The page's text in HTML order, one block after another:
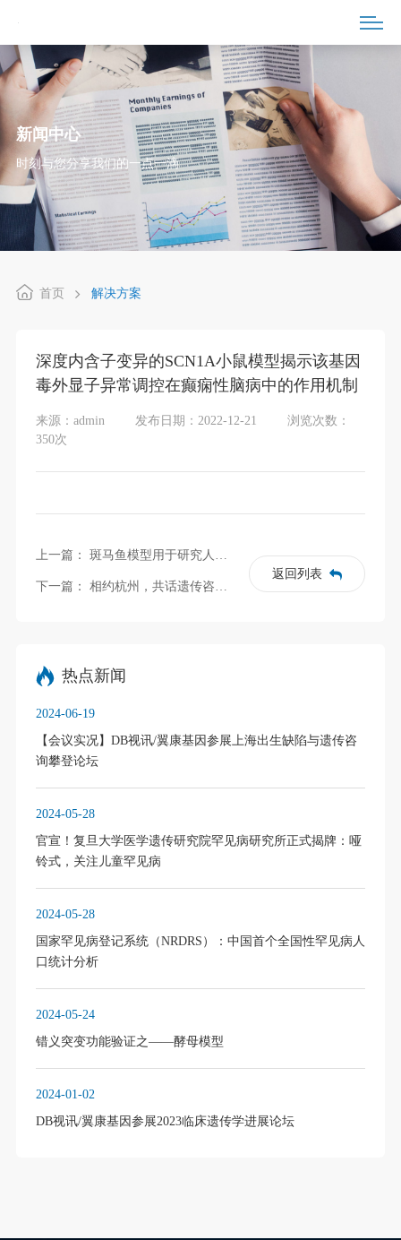
新闻中心
时刻与您分享我们的一点一滴
首页 解决方案
深度内含子变异的SCN1A小鼠模型揭示该基因
毒外显子异常调控在癫痫性脑病中的作用机制
来源：admin 发布日期：2022-12-21
浏览次数：
350次
上一篇： 斑马鱼模型用于研究人类基因功能的一般策略
下一篇： 相约杭州，共话遗传咨询｜DB视讯参加”临床医生如何解读并利用好基因检测报告Workshop”并作专题报告
返回列表
热点新闻
2024-06-19
【会议实况】DB视讯/翼康基因参展上海出生缺陷与遗传咨
询攀登论坛
2024-05-28
官宣！复旦大学医学遗传研究院罕见病研究所正式揭牌：哑
铃式，关注儿童罕见病
2024-05-28
国家罕见病登记系统（NRDRS）：中国首个全国性罕见病人
口统计分析
2024-05-24
错义突变功能验证之­­——酵母模型
2024-01-02
DB视讯/翼康基因参展2023临床遗传学进展论坛